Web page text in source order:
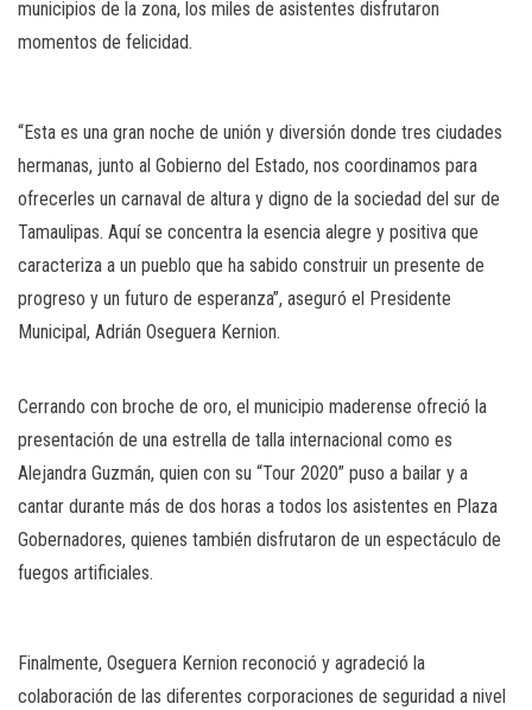
municipios de la zona, los miles de asistentes disfrutaron
momentos de felicidad.
“Esta es una gran noche de unión y diversión donde tres ciudades
hermanas, junto al Gobierno del Estado, nos coordinamos para
ofrecerles un carnaval de altura y digno de la sociedad del sur de
Tamaulipas. Aquí se concentra la esencia alegre y positiva que
caracteriza a un pueblo que ha sabido construir un presente de
progreso y un futuro de esperanza”, aseguró el Presidente
Municipal, Adrián Oseguera Kernion.
Cerrando con broche de oro, el municipio maderense ofreció la
presentación de una estrella de talla internacional como es
Alejandra Guzmán, quien con su “Tour 2020” puso a bailar y a
cantar durante más de dos horas a todos los asistentes en Plaza
Gobernadores, quienes también disfrutaron de un espectáculo de
fuegos artificiales.
Finalmente, Oseguera Kernion reconoció y agradeció la
colaboración de las diferentes corporaciones de seguridad a nivel